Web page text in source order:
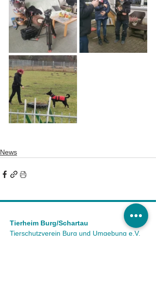
News
Tierheim Burg/Schartau
Tierschutzverein Burg und Umgebung e.V.